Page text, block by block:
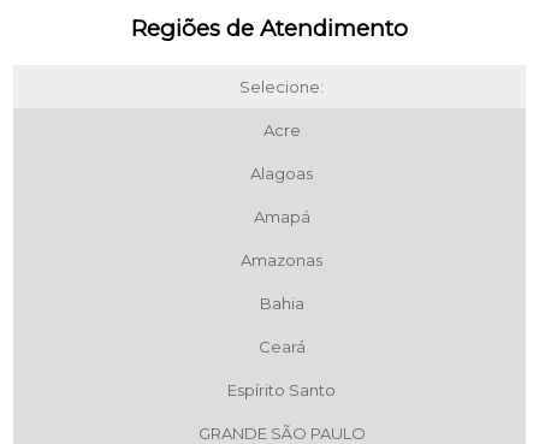
Regiões de Atendimento
Selecione:
Acre
Alagoas
Amapá
Amazonas
Bahia
Ceará
Espírito Santo
GRANDE SÃO PAULO